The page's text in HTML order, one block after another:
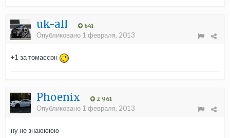
uk-all 841
Опубликовано 1 февраля, 2013
+1 за томассон
Phoenix 2 961
Опубликовано 1 февраля, 2013
ну не знаюююю